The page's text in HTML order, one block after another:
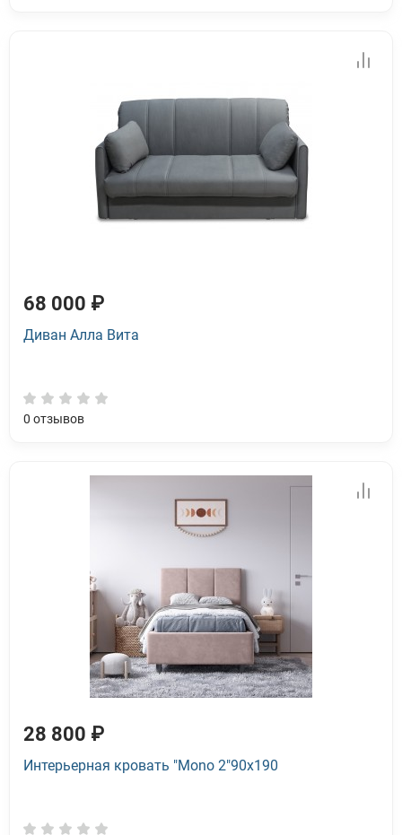
68 000 ₽
Диван Алла Вита
0 отзывов
28 800 ₽
Интерьерная кровать "Mono 2"90x190